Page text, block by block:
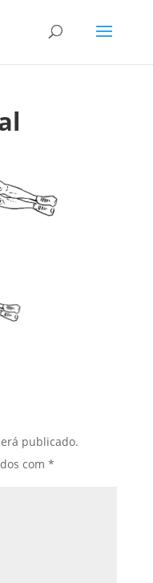
publicado.
com *